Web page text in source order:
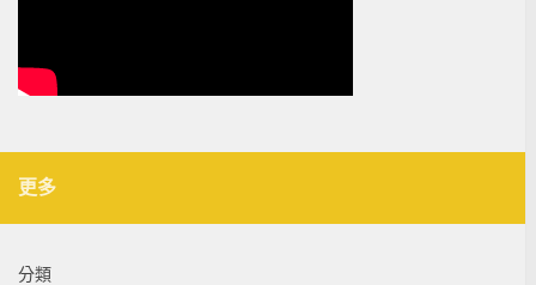
更多
分類